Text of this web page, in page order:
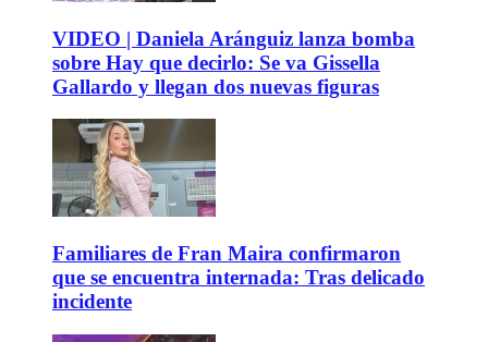
VIDEO | Daniela Aránguiz lanza bomba
sobre Hay que decirlo: Se va Gissella
Gallardo y llegan dos nuevas figuras
Familiares de Fran Maira confirmaron
que se encuentra internada: Tras delicado
incidente